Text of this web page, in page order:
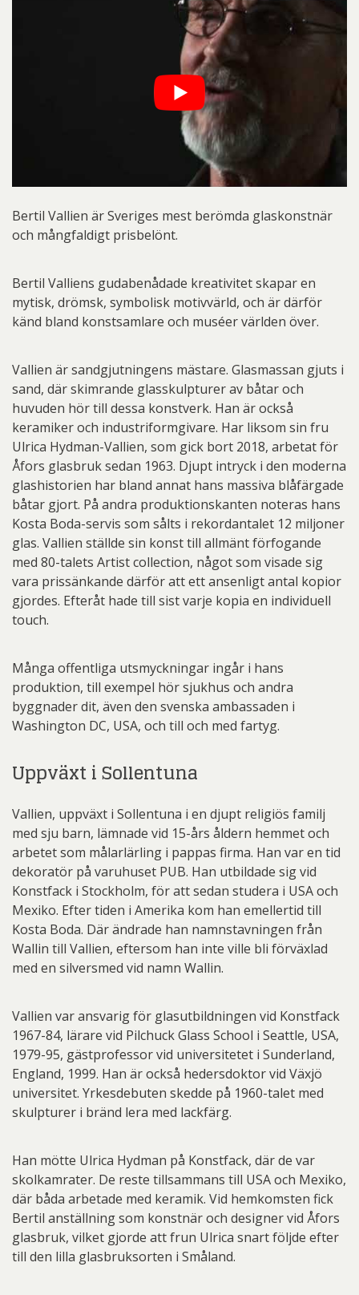
Bertil Vallien är Sveriges mest berömda glaskonstnär
och mångfaldigt prisbelönt.
Bertil Valliens gudabenådade kreativitet skapar en
mytisk, drömsk, symbolisk motivvärld, och är därför
känd bland konstsamlare och muséer världen över.
Vallien är sandgjutningens mästare. Glasmassan gjuts i
sand, där skimrande glasskulpturer av båtar och
huvuden hör till dessa konstverk. Han är också
keramiker och industriformgivare. Har liksom sin fru
Ulrica Hydman-Vallien, som gick bort 2018, arbetat för
Åfors glasbruk sedan 1963. Djupt intryck i den moderna
glashistorien har bland annat hans massiva blåfärgade
båtar gjort. På andra produktionskanten noteras hans
Kosta Boda-servis som sålts i rekordantalet 12 miljoner
glas. Vallien ställde sin konst till allmänt förfogande
med 80-talets Artist collection, något som visade sig
vara prissänkande därför att ett ansenligt antal kopior
gjordes. Efteråt hade till sist varje kopia en individuell
touch.
Många offentliga utsmyckningar ingår i hans
produktion, till exempel hör sjukhus och andra
byggnader dit, även den svenska ambassaden i
Washington DC, USA, och till och med fartyg.
Uppväxt i Sollentuna
Vallien, uppväxt i Sollentuna i en djupt religiös familj
med sju barn, lämnade vid 15-års åldern hemmet och
arbetet som målarlärling i pappas firma. Han var en tid
dekoratör på varuhuset PUB. Han utbildade sig vid
Konstfack i Stockholm, för att sedan studera i USA och
Mexiko. Efter tiden i Amerika kom han emellertid till
Kosta Boda. Där ändrade han namnstavningen från
Wallin till Vallien, eftersom han inte ville bli förväxlad
med en silversmed vid namn Wallin.
Vallien var ansvarig för glasutbildningen vid Konstfack
1967-84, lärare vid Pilchuck Glass School i Seattle, USA,
1979-95, gästprofessor vid universitetet i Sunderland,
England, 1999. Han är också hedersdoktor vid Växjö
universitet. Yrkesdebuten skedde på 1960-talet med
skulpturer i bränd lera med lackfärg.
Han mötte Ulrica Hydman på Konstfack, där de var
skolkamrater. De reste tillsammans till USA och Mexiko,
där båda arbetade med keramik. Vid hemkomsten fick
Bertil anställning som konstnär och designer vid Åfors
glasbruk, vilket gjorde att frun Ulrica snart följde efter
till den lilla glasbruksorten i Småland.